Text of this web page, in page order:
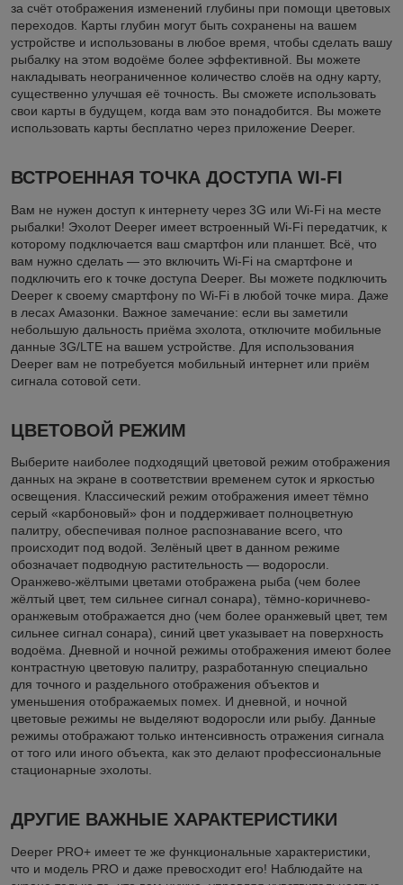
за счёт отображения изменений глубины при помощи цветовых
переходов. Карты глубин могут быть сохранены на вашем
устройстве и использованы в любое время, чтобы сделать вашу
рыбалку на этом водоёме более эффективной. Вы можете
накладывать неограниченное количество слоёв на одну карту,
существенно улучшая её точность. Вы сможете использовать
свои карты в будущем, когда вам это понадобится. Вы можете
использовать карты бесплатно через приложение Deeper.
ВСТРОЕННАЯ ТОЧКА ДОСТУПА WI-FI
Вам не нужен доступ к интернету через 3G или Wi-Fi на месте
рыбалки! Эхолот Deeper имеет встроенный Wi-Fi передатчик, к
которому подключается ваш смартфон или планшет. Всё, что
вам нужно сделать — это включить Wi-Fi на смартфоне и
подключить его к точке доступа Deeper. Вы можете подключить
Deeper к своему смартфону по Wi-Fi в любой точке мира. Даже
в лесах Амазонки. Важное замечание: если вы заметили
небольшую дальность приёма эхолота, отключите мобильные
данные 3G/LTE на вашем устройстве. Для использования
Deeper вам не потребуется мобильный интернет или приём
сигнала сотовой сети.
ЦВЕТОВОЙ РЕЖИМ
Выберите наиболее подходящий цветовой режим отображения
данных на экране в соответствии временем суток и яркостью
освещения. Классический режим отображения имеет тёмно
серый «карбоновый» фон и поддерживает полноцветную
палитру, обеспечивая полное распознавание всего, что
происходит под водой. Зелёный цвет в данном режиме
обозначает подводную растительность — водоросли.
Оранжево-жёлтыми цветами отображена рыба (чем более
жёлтый цвет, тем сильнее сигнал сонара), тёмно-коричнево-
оранжевым отображается дно (чем более оранжевый цвет, тем
сильнее сигнал сонара), синий цвет указывает на поверхность
водоёма. Дневной и ночной режимы отображения имеют более
контрастную цветовую палитру, разработанную специально
для точного и раздельного отображения объектов и
уменьшения отображаемых помех. И дневной, и ночной
цветовые режимы не выделяют водоросли или рыбу. Данные
режимы отображают только интенсивность отражения сигнала
от того или иного объекта, как это делают профессиональные
стационарные эхолоты.
ДРУГИЕ ВАЖНЫЕ ХАРАКТЕРИСТИКИ
Deeper PRO+ имеет те же функциональные характеристики,
что и модель PRO и даже превосходит его! Наблюдайте на